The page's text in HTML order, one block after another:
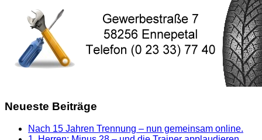
Neueste Beiträge
Nach 15 Jahren Trennung – nun gemeinsam online.